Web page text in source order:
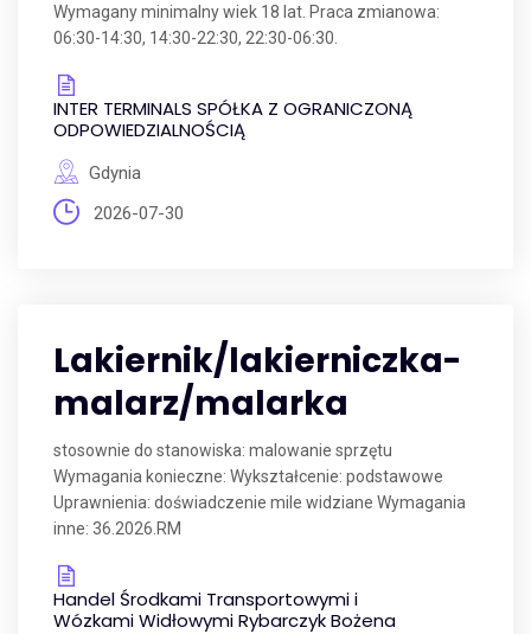
Wymagany minimalny wiek 18 lat. Praca zmianowa:
06:30-14:30, 14:30-22:30, 22:30-06:30.
INTER TERMINALS SPÓŁKA Z OGRANICZONĄ
ODPOWIEDZIALNOŚCIĄ
Gdynia
2026-07-30
Lakiernik/lakierniczka-
malarz/malarka
stosownie do stanowiska: malowanie sprzętu
Wymagania konieczne: Wykształcenie: podstawowe
Uprawnienia: doświadczenie mile widziane Wymagania
inne: 36.2026.RM
Handel Środkami Transportowymi i
Wózkami Widłowymi Rybarczyk Bożena